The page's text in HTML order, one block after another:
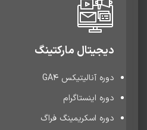
دیجیتال مارکتینگ
دوره آنالیتیکس GA4
دوره اینستاگرام
دوره اسکریمینگ فراگ